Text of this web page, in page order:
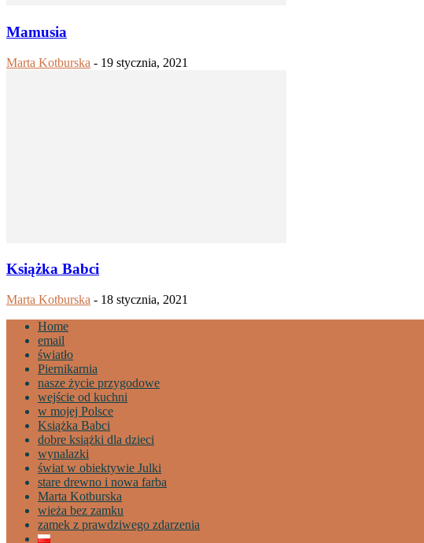
Mamusia
Marta Kotburska - 19 stycznia, 2021
Książka Babci
Marta Kotburska - 18 stycznia, 2021
Home
email
światło
Piernikarnia
nasze życie przygodowe
wejście od kuchni
w mojej Polsce
Książka Babci
dobre książki dla dzieci
wynalazki
świat w obiektywie Julki
stare drewno i nowa farba
Marta Kotburska
wieża bez zamku
zamek z prawdziwego zdarzenia